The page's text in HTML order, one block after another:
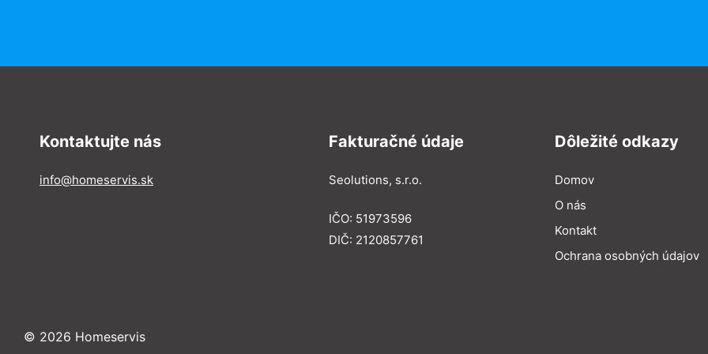
Kontaktujte nás
info@homeservis.sk
Fakturačné údaje
Seolutions, s.r.o.
IČO: 51973596
DIČ: 2120857761
Dôležité odkazy
Domov
O nás
Kontakt
Ochrana osobných údajov
© 2026 Homeservis